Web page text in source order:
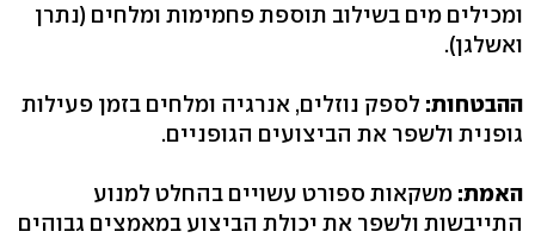
ומכילים מים בשילוב תוספת פחמימות ומלחים (נתרן
ואשלגן).
ההבטחות: לספק נוזלים, אנרגיה ומלחים בזמן פעילות
גופנית ולשפר את הביצועים הגופניים.
האמת: משקאות ספורט עשויים בהחלט למנוע
התייבשות ולשפר את יכולת הביצוע במאמצים גבוהים